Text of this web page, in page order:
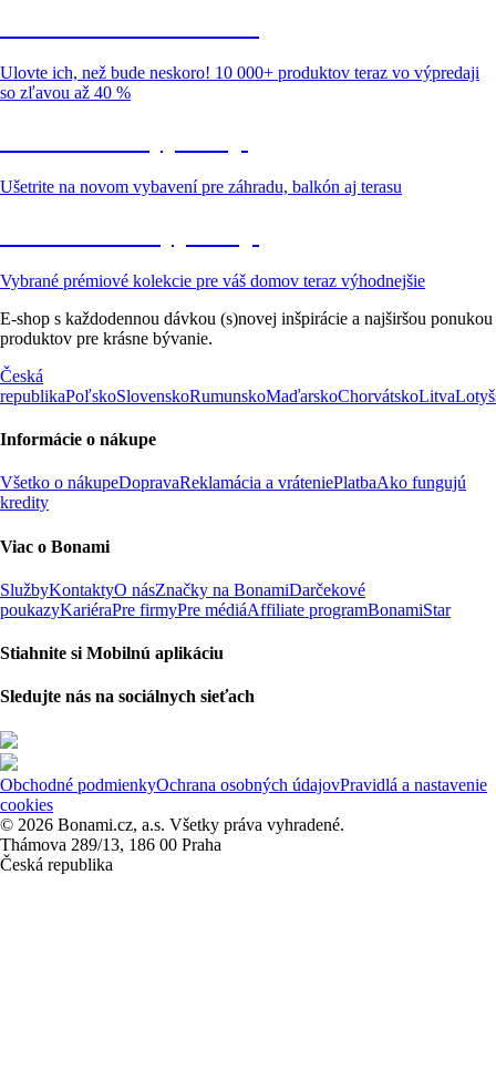
Ulovte ich, než bude neskoro! 10 000+ produktov teraz vo výpredaji
so zľavou až 40 %
Ušetrite na novom vybavení pre záhradu, balkón aj terasu
Vybrané prémiové kolekcie pre váš domov teraz výhodnejšie
E-shop s každodennou dávkou (s)novej inšpirácie a najširšou ponukou
produktov pre krásne bývanie.
Česká
republikaPoľskoSlovenskoRumunskoMaďarskoChorvátskoLitva
Informácie o nákupe
Všetko o nákupeDopravaReklamácia a vráteniePlatbaAko fungujú
kredity
Viac o Bonami
SlužbyKontaktyO násZnačky na BonamiDarčekové
poukazyKariéraPre firmyPre médiáAffiliate programBonamiStar
Stiahnite si Mobilnú aplikáciu
Sledujte nás na sociálnych sieťach
Obchodné podmienkyOchrana osobných údajovPravidlá a nastavenie
cookies
© 2026 Bonami.cz, a.s. Všetky práva vyhradené.
Thámova 289/13, 186 00 Praha
Česká republika